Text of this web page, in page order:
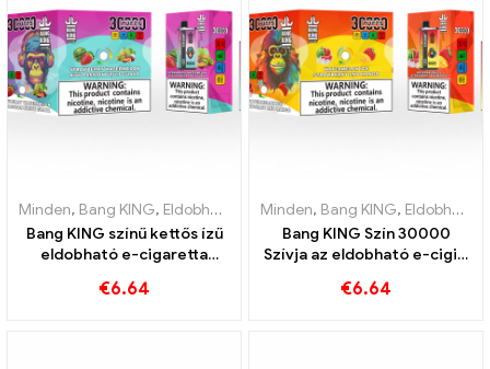
Minden, Bang KING, Eldobható e-cigaretta Litvánia ,Eldobható e-
Bang KING színű kettős ízű
eldobható e-cigaretta
az eper görögdinnye és a
€6.64
Minden, Bang KING, Eldobható e-cigaretta Litvánia
Bang KING Szín 30000
Szívja az eldobható e-cigit.
fagylalt és a trópusi eper
€6.64